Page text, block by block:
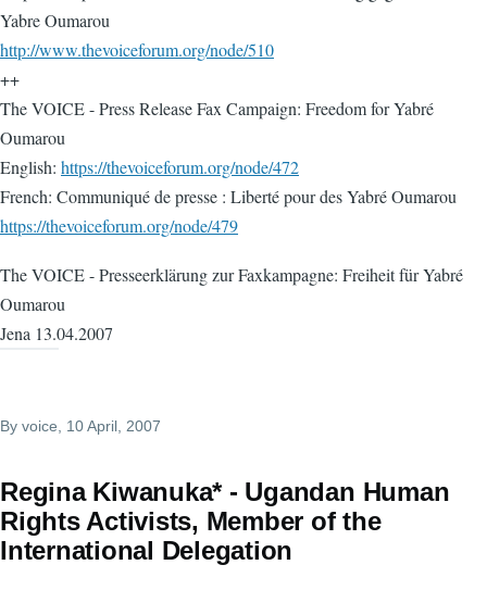
Yabre Oumarou
http://www.thevoiceforum.org/node/510
++
The VOICE - Press Release Fax Campaign: Freedom for Yabré
Oumarou
English: https://thevoiceforum.org/node/472
French: Communiqué de presse : Liberté pour des Yabré Oumarou
https://thevoiceforum.org/node/479
The VOICE - Presseerklärung zur Faxkampagne: Freiheit für Yabré
Oumarou
Jena 13.04.2007
By voice , 10 April, 2007
Regina Kiwanuka* - Ugandan Human
Rights Activists, Member of the
International Delegation